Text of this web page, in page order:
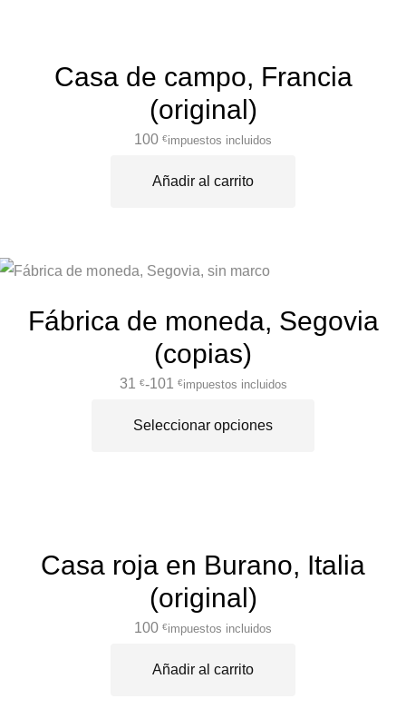
Casa de campo, Francia
(original)
100 €impuestos incluidos
Añadir al carrito
Fábrica de moneda, Segovia
(copias)
31 €-101 €impuestos incluidos
Seleccionar opciones
Casa roja en Burano, Italia
(original)
100 €impuestos incluidos
Añadir al carrito